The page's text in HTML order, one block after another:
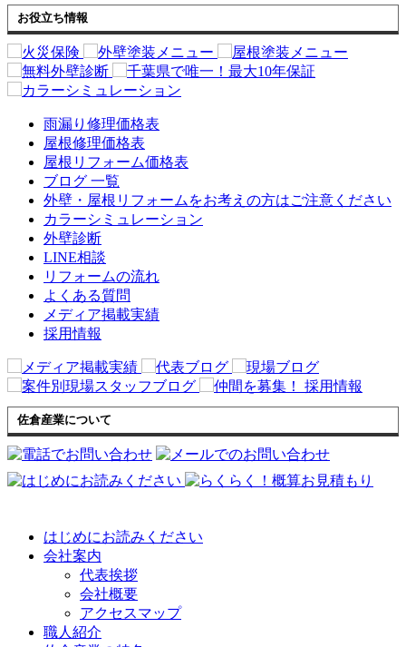
お役立ち情報
雨漏り修理価格表
屋根修理価格表
屋根リフォーム価格表
ブログ 一覧
外壁・屋根リフォームをお考えの方はご注意ください
カラーシミュレーション
外壁診断
LINE相談
リフォームの流れ
よくある質問
メディア掲載実績
採用情報
佐倉産業について
はじめにお読みください
会社案内
代表挨拶
会社概要
アクセスマップ
職人紹介